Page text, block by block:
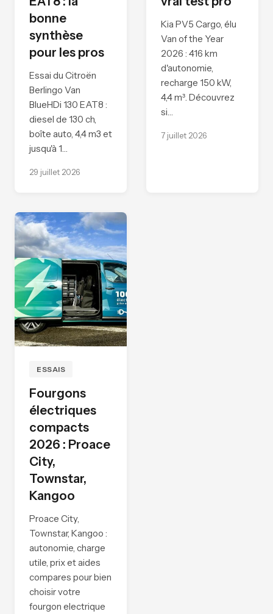
bonne
synthèse
pour les pros
Essai du Citroën
Berlingo Van
BlueHDi 130 EAT8 :
diesel de 130 ch,
boîte auto, 4,4 m3 et
jusqu'à 1…
29 juillet 2026
Kia PV5 Cargo, élu
Van of the Year
2026 : 416 km
d'autonomie,
recharge 150 kW,
4,4 m³. Découvrez
si…
7 juillet 2026
ESSAIS
Fourgons
électriques
compacts
2026 : Proace
City,
Townstar,
Kangoo
Proace City,
Townstar, Kangoo :
autonomie, charge
utile, prix et aides
compares pour bien
choisir votre
fourgon electrique